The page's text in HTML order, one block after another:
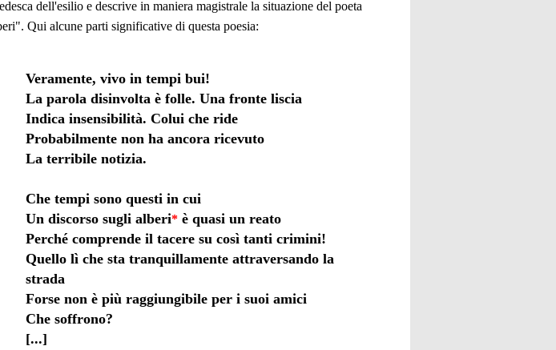
dell'esilio e descrive in maniera magistrale la situazione del poeta
Qui alcune parti significative di questa poesia:
Veramente, vivo in tempi bui!
La parola disinvolta è folle. Una fronte liscia
Indica insensibilità. Colui che ride
Probabilmente non ha ancora ricevuto
La terribile notizia.
Che tempi sono questi in cui
Un discorso sugli alberi* è quasi un reato
Perché comprende il tacere su così tanti crimini!
Quello lì che sta tranquillamente attraversando la
strada
Forse non è più raggiungibile per i suoi amici
Che soffrono?
[...]